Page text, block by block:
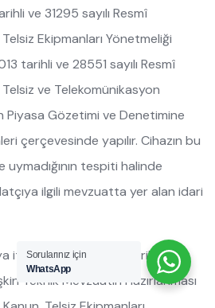
ve 31295 sayılı Resmî
Ekipmanları Yönetmeliği
tarihli ve 28551 sayılı Resmî
ve Telekomünikasyon
Piyasa Gözetimi ve Denetimine
çerçevesinde yapılır. Cihazın bu
tespiti halinde
ilgili mevzuatta yer alan idari
ithalatçı; 29/6/2001 tarihli ve
Teknik Mevzuatın Hazırlanması
Sorularınız için
WhatsApp